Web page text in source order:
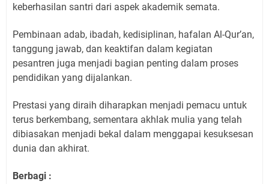
keberhasilan santri dari aspek akademik semata.
Pembinaan adab, ibadah, kedisiplinan, hafalan Al-Qur’an,
tanggung jawab, dan keaktifan dalam kegiatan
pesantren juga menjadi bagian penting dalam proses
pendidikan yang dijalankan.
Prestasi yang diraih diharapkan menjadi pemacu untuk
terus berkembang, sementara akhlak mulia yang telah
dibiasakan menjadi bekal dalam menggapai kesuksesan
dunia dan akhirat.
Berbagi :